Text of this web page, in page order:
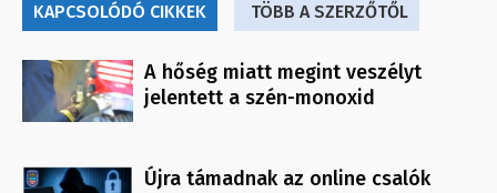
KAPCSOLÓDÓ CIKKEK TÖBB A SZERZŐTŐL
A hőség miatt megint veszélyt
jelentett a szén-monoxid
Újra támadnak az online csalók